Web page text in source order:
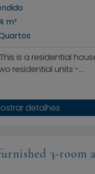
m²
is a residential
residential units -…
detalhes
3-room